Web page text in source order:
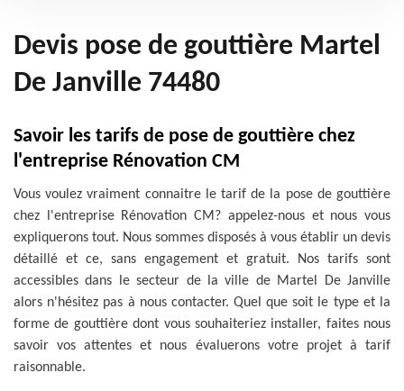
Devis pose de gouttière Martel
De Janville 74480
Savoir les tarifs de pose de gouttière chez
l'entreprise Rénovation CM
Vous voulez vraiment connaitre le tarif de la pose de gouttière
chez l'entreprise Rénovation CM? appelez-nous et nous vous
expliquerons tout. Nous sommes disposés à vous établir un devis
détaillé et ce, sans engagement et gratuit. Nos tarifs sont
accessibles dans le secteur de la ville de Martel De Janville
alors n'hésitez pas à nous contacter. Quel que soit le type et la
forme de gouttière dont vous souhaiteriez installer, faites nous
savoir vos attentes et nous évaluerons votre projet à tarif
raisonnable.